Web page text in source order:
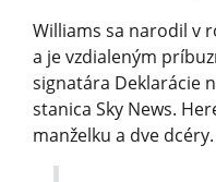
Williams sa narodil v
a je vzdialeným
signatára Deklarácie
stanica Sky News.
manželku a dve dcéry.